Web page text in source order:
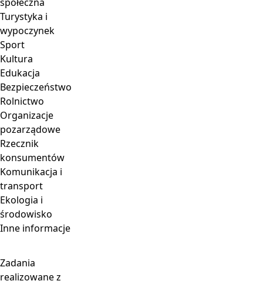
Turystyka i
wypoczynek
Sport
Kultura
Edukacja
Bezpieczeństwo
Rolnictwo
Organizacje
pozarządowe
Rzecznik
konsumentów
Komunikacja i
transport
Ekologia i
środowisko
Inne informacje
Zadania
realizowane z